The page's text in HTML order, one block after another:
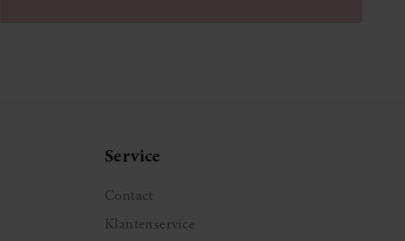
pagina
Service
Contact
Klantenservice